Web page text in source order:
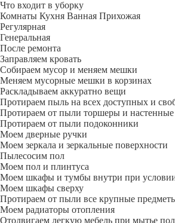
Что входит в уборку
Регу­лярная
Гене­ральная
После ремонта
Заправляем кровать
Собираем мусор и меняем мешки
Меняем мусорные мешки в корзинах
Раскладываем аккуратно вещи
Протираем пыль на всех доступных и
Протираем от пыли торшеры и настенные
Протираем от пыли подоконники
Моем дверные ручки
Моем зеркала и зеркальные поверхности
Пылесосим пол
Моем пол и плинтуса
Моем шкафы и тумбы внутри при
Моем шкафы сверху
Протираем от пыли все крупные
Моем радиаторы отопления
Отодвигаем легкую мебель при мытье